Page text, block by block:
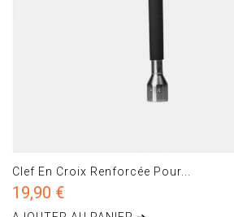
Clef En Croix Renforcée Pour...
19,90 €